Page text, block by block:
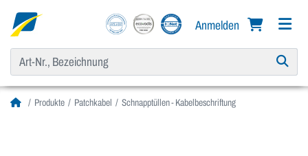
Anmelden
Produkte Patchkabel Schnapptüllen - Kabelbeschriftung